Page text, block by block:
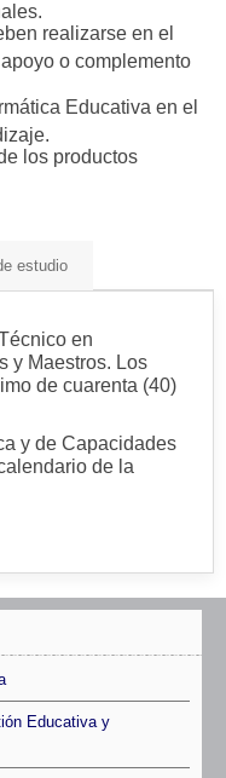
realizarse en el
o complemento
Educativa en el
los productos
estudio
en
y Maestros. Los
de cuarenta (40)
y de Capacidades
de la
Educativa y